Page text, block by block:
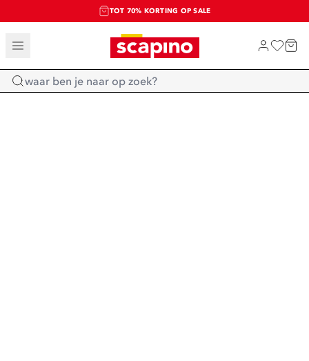
TOT 70% KORTING OP SALE
EXTRA ARTIKELEN IN DE SALE
SHOP NIEUW
Home